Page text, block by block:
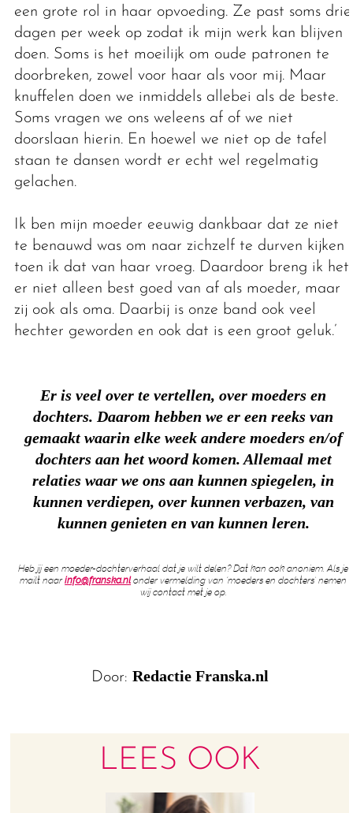
een grote rol in haar opvoeding. Ze past soms drie
dagen per week op zodat ik mijn werk kan blijven
doen. Soms is het moeilijk om oude patronen te
doorbreken, zowel voor haar als voor mij. Maar
knuffelen doen we inmiddels allebei als de beste.
Soms vragen we ons weleens af of we niet
doorslaan hierin. En hoewel we niet op de tafel
staan te dansen wordt er echt wel regelmatig
gelachen.
Ik ben mijn moeder eeuwig dankbaar dat ze niet
te benauwd was om naar zichzelf te durven kijken
toen ik dat van haar vroeg. Daardoor breng ik het
er niet alleen best goed van af als moeder, maar
zij ook als oma. Daarbij is onze band ook veel
hechter geworden en ook dat is een groot geluk.’
Er is veel over te vertellen, over moeders en
dochters. Daarom hebben we er een reeks van
gemaakt waarin elke week andere moeders en/of
dochters aan het woord komen. Allemaal met
relaties waar we ons aan kunnen spiegelen, in
kunnen verdiepen, over kunnen verbazen, van
kunnen genieten en van kunnen leren.
Heb jij een moeder-dochterverhaal dat je wilt delen? Dat kan ook anoniem. Als je
mailt naarinfo@franska.nlonder vermelding van ‘moeders en dochters’ nemen
wij contact met je op.
Door: Redactie Franska.nl
LEES OOK